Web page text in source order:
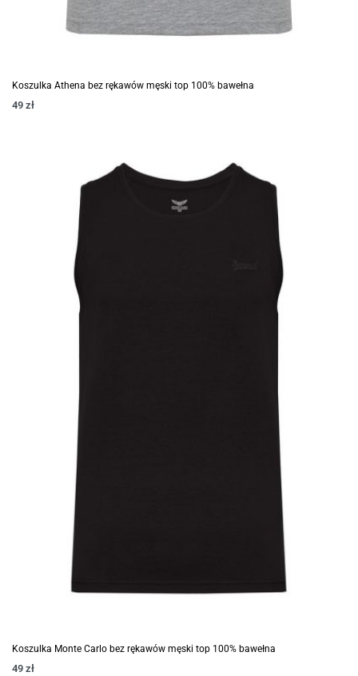
Koszulka Athena bez rękawów męski top 100% bawełna
49 zł
Koszulka Monte Carlo bez rękawów męski top 100% bawełna
49 zł